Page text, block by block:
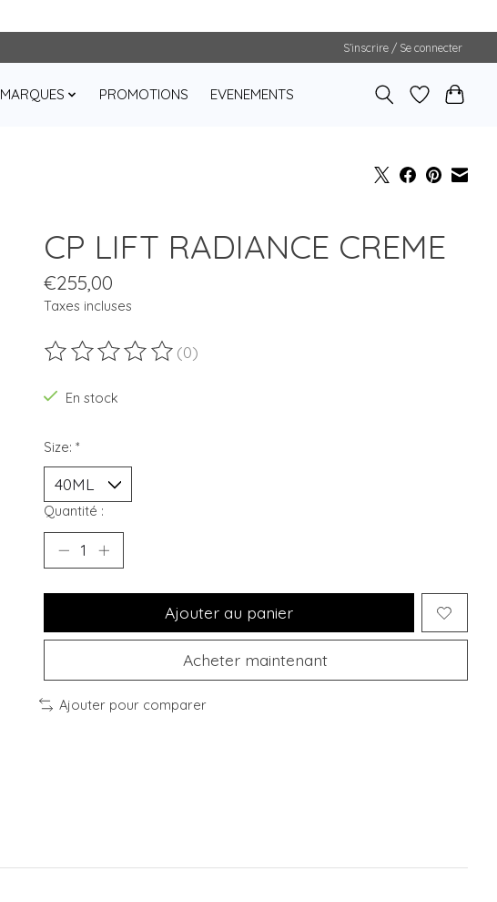
S’inscrire / Se connecter
MARQUES PROMOTIONS EVENEMENTS
CP LIFT RADIANCE CREME
€255,00
Taxes incluses
Ce produit est évalué à
(0)
En stock
Size: *
Quantité :
Ajouter au panier
Acheter maintenant
Ajouter pour comparer